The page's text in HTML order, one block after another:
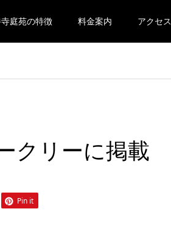
庭苑の特徴 料金案内 アクセス
クリーに掲載
Pin it